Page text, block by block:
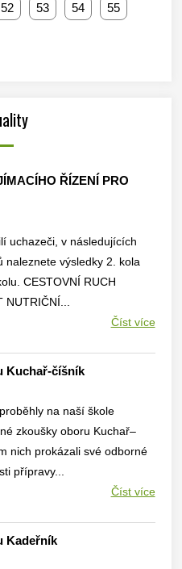
52 53 54 55
ŘÍZENÍ PRO
uchazeči, v následujících
naleznete výsledky 2. kola
CESTOVNÍ RUCH
NUTRIČNÍ...
Číst více
Kuchař-číšník
na naší škole
zkoušky oboru Kuchař–
nich prokázali své odborné
přípravy...
Číst více
Kadeřník